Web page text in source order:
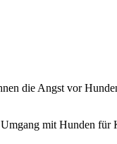
die Angst vor
mit Hunden